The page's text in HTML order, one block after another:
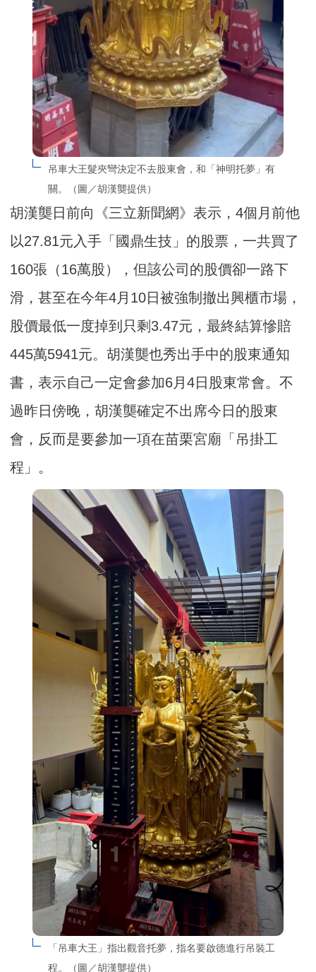
吊車大王髮夾彎決定不去股東會，和「神明托夢」有
關。（圖／胡漢龑提供）
胡漢龑日前向《三立新聞網》表示，4個月前他
以27.81元入手「國鼎生技」的股票，一共買了
160張（16萬股），但該公司的股價卻一路下
滑，甚至在今年4月10日被強制撤出興櫃市場，
股價最低一度掉到只剩3.47元，最終結算慘賠
445萬5941元。胡漢龑也秀出手中的股東通知
書，表示自己一定會參加6月4日股東常會。不
過昨日傍晚，胡漢龑確定不出席今日的股東
會，反而是要參加一項在苗栗宮廟「吊掛工
程」。
「吊車大王」指出觀音托夢，指名要啟德進行吊裝工
程。（圖／胡漢龑提供）